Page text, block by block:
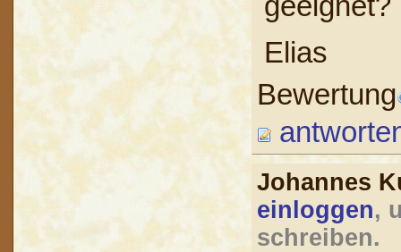
Elias
Bewertung
Johannes
einloggen,
schreiben.